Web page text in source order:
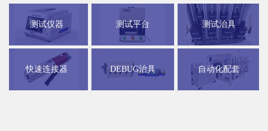
测试仪器 测试平台 测试治具
快速连接器 DEBUG治具 自动化配套